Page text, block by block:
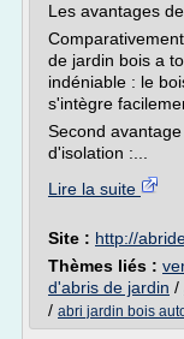
Les avantages
de jardin bois a
indéniable : le
s'intègre
Second
d'isolation :...
Lire la suite
Site : http://
Thèmes liés :
d'abris de jardin /
/ abri jardin bois